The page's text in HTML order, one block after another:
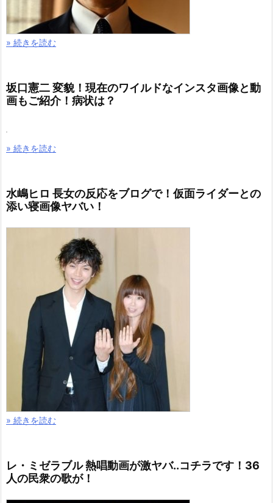
» 続きを読む
坂口憲二 変貌！現在のワイルドなインスタ画像と動
画もご紹介！病状は？
» 続きを読む
水嶋ヒロ 長女の反応をブログで！仮面ライダーとの
添い寝画像ヤバい！
» 続きを読む
レ・ミゼラブル 熱唱動画が激ヤバ..コチラです！36
人の民衆の歌が！